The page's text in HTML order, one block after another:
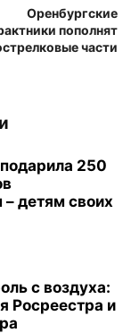
Оренбургские
пополнят
части
250
детям своих
с воздуха:
Росреестра и